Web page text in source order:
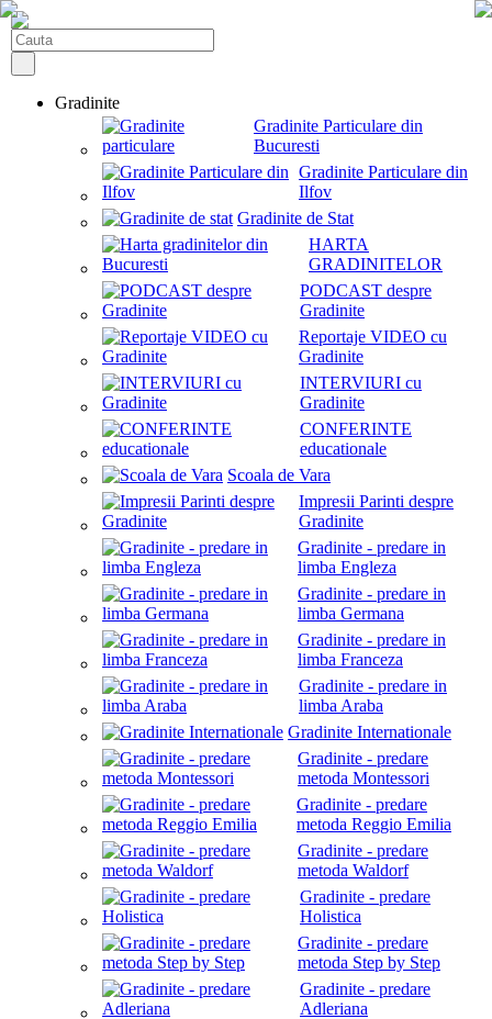
Gradinite
Gradinite Particulare din
Bucuresti
Gradinite Particulare din
Ilfov
Gradinite de Stat
HARTA
GRADINITELOR
PODCAST despre
Gradinite
Reportaje VIDEO cu
Gradinite
INTERVIURI cu
Gradinite
CONFERINTE
educationale
Scoala de Vara
Impresii Parinti despre
Gradinite
Gradinite - predare in
limba Engleza
Gradinite - predare in
limba Germana
Gradinite - predare in
limba Franceza
Gradinite - predare in
limba Araba
Gradinite Internationale
Gradinite - predare
metoda Montessori
Gradinite - predare
metoda Reggio Emilia
Gradinite - predare
metoda Waldorf
Gradinite - predare
Holistica
Gradinite - predare
metoda Step by Step
Gradinite - predare
Adleriana